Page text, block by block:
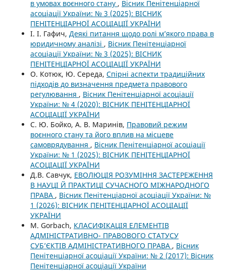
в умовах воєнного стану , Вісник Пенітенціарної
асоціації України: № 3 (2025): ВІСНИК
ПЕНІТЕНЦІАРНОЇ АСОЦІАЦІЇ УКРАЇНИ
І. І. Гафич, Деякі питання щодо ролі м’якого права в
юридичному аналізі , Вісник Пенітенціарної
асоціації України: № 3 (2025): ВІСНИК
ПЕНІТЕНЦІАРНОЇ АСОЦІАЦІЇ УКРАЇНИ
О. Котюк, Ю. Середа, Спірні аспекти традиційних
підходів до визначення предмета правового
регулювання , Вісник Пенітенціарної асоціації
України: № 4 (2020): ВІСНИК ПЕНІТЕНЦІАРНОЇ
АСОЦІАЦІЇ УКРАЇНИ
С. Ю. Бойко, А. В. Маринів, Правовий режим
воєнного стану та його вплив на місцеве
самоврядування , Вісник Пенітенціарної асоціації
України: № 1 (2025): ВІСНИК ПЕНІТЕНЦІАРНОЇ
АСОЦІАЦІЇ УКРАЇНИ
Д.В. Савчук, ЕВОЛЮЦІЯ РОЗУМІННЯ ЗАСТЕРЕЖЕННЯ
В НАУЦІ Й ПРАКТИЦІ СУЧАСНОГО МІЖНАРОДНОГО
ПРАВА , Вісник Пенітенціарної асоціації України: №
1 (2026): ВІСНИК ПЕНІТЕНЦІАРНОЇ АСОЦІАЦІЇ
УКРАЇНИ
M. Gorbach, КЛАСИФІКАЦІЯ ЕЛЕМЕНТІВ
АДМІНІСТРАТИВНО- ПРАВОВОГО СТАТУСУ
СУБ’ЄКТІВ АДМІНІСТРАТИВНОГО ПРАВА , Вісник
Пенітенціарної асоціації України: № 2 (2017): Вісник
Пенітенціарної асоціації України